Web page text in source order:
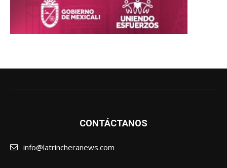
CONTÁCTANOS
info@latrincheranews.com